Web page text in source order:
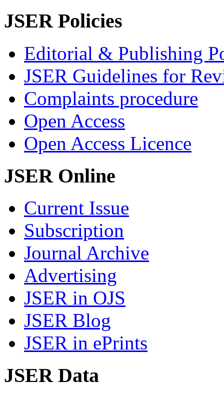
JSER Policies
Editorial & Publishing
JSER Guidelines for
Complaints procedure
Open Access
Open Access Licence
JSER Online
Current Issue
Subscription
Journal Archive
Advertising
JSER in OJS
JSER Blog
JSER in ePrints
JSER Data